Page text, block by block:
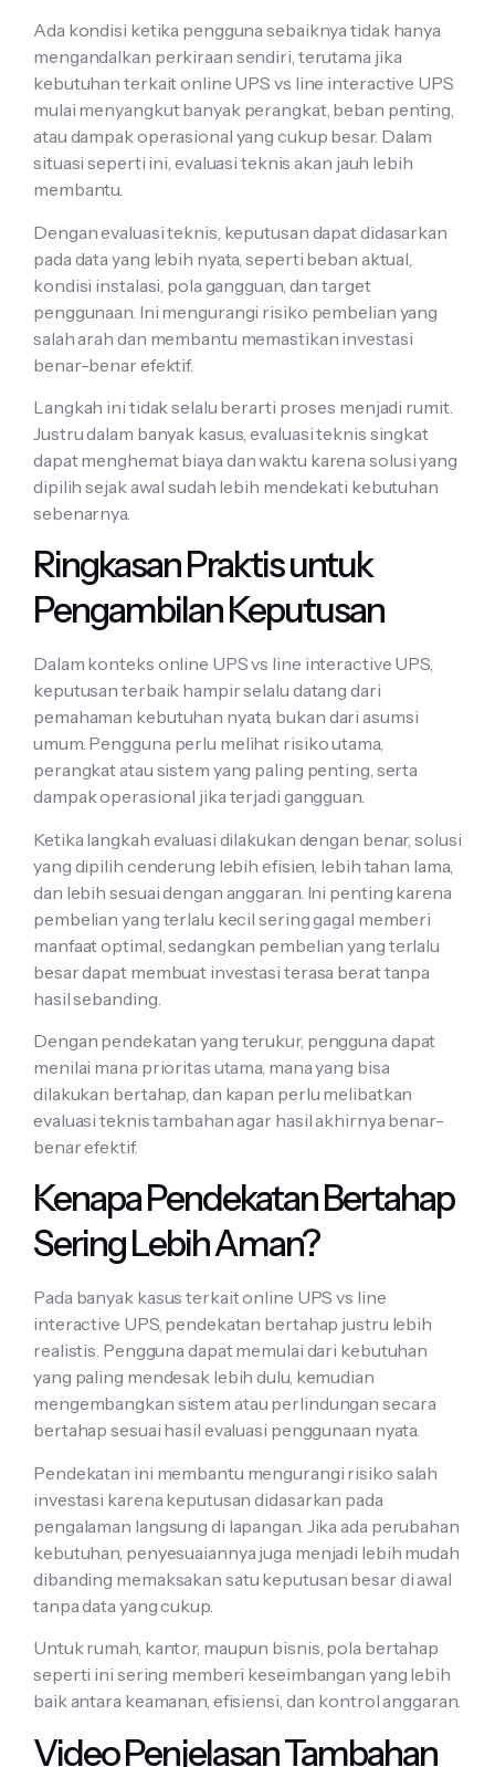
Ada kondisi ketika pengguna sebaiknya tidak hanya
mengandalkan perkiraan sendiri, terutama jika
kebutuhan terkait online UPS vs line interactive UPS
mulai menyangkut banyak perangkat, beban penting,
atau dampak operasional yang cukup besar. Dalam
situasi seperti ini, evaluasi teknis akan jauh lebih
membantu.
Dengan evaluasi teknis, keputusan dapat didasarkan
pada data yang lebih nyata, seperti beban aktual,
kondisi instalasi, pola gangguan, dan target
penggunaan. Ini mengurangi risiko pembelian yang
salah arah dan membantu memastikan investasi
benar-benar efektif.
Langkah ini tidak selalu berarti proses menjadi rumit.
Justru dalam banyak kasus, evaluasi teknis singkat
dapat menghemat biaya dan waktu karena solusi yang
dipilih sejak awal sudah lebih mendekati kebutuhan
sebenarnya.
Ringkasan Praktis untuk
Pengambilan Keputusan
Dalam konteks online UPS vs line interactive UPS,
keputusan terbaik hampir selalu datang dari
pemahaman kebutuhan nyata, bukan dari asumsi
umum. Pengguna perlu melihat risiko utama,
perangkat atau sistem yang paling penting, serta
dampak operasional jika terjadi gangguan.
Ketika langkah evaluasi dilakukan dengan benar, solusi
yang dipilih cenderung lebih efisien, lebih tahan lama,
dan lebih sesuai dengan anggaran. Ini penting karena
pembelian yang terlalu kecil sering gagal memberi
manfaat optimal, sedangkan pembelian yang terlalu
besar dapat membuat investasi terasa berat tanpa
hasil sebanding.
Dengan pendekatan yang terukur, pengguna dapat
menilai mana prioritas utama, mana yang bisa
dilakukan bertahap, dan kapan perlu melibatkan
evaluasi teknis tambahan agar hasil akhirnya benar-
benar efektif.
Kenapa Pendekatan Bertahap
Sering Lebih Aman?
Pada banyak kasus terkait online UPS vs line
interactive UPS, pendekatan bertahap justru lebih
realistis. Pengguna dapat memulai dari kebutuhan
yang paling mendesak lebih dulu, kemudian
mengembangkan sistem atau perlindungan secara
bertahap sesuai hasil evaluasi penggunaan nyata.
Pendekatan ini membantu mengurangi risiko salah
investasi karena keputusan didasarkan pada
pengalaman langsung di lapangan. Jika ada perubahan
kebutuhan, penyesuaiannya juga menjadi lebih mudah
dibanding memaksakan satu keputusan besar di awal
tanpa data yang cukup.
Untuk rumah, kantor, maupun bisnis, pola bertahap
seperti ini sering memberi keseimbangan yang lebih
baik antara keamanan, efisiensi, dan kontrol anggaran.
Video Penjelasan Tambahan